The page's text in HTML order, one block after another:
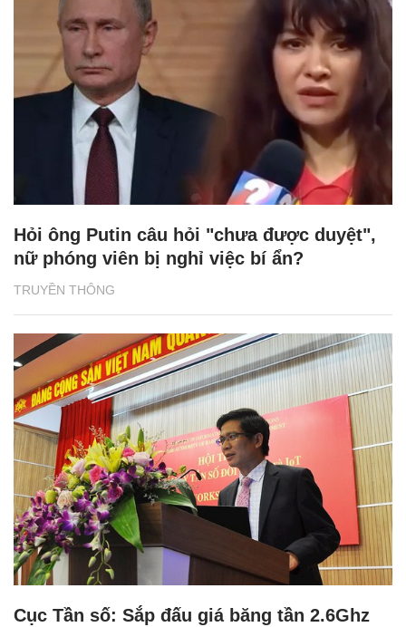
TRUYỀN THÔNG
Hỏi ông Putin câu hỏi "chưa được duyệt",
nữ phóng viên bị nghỉ việc bí ẩn?
Cục Tần số: Sắp đấu giá băng tần 2.6Ghz